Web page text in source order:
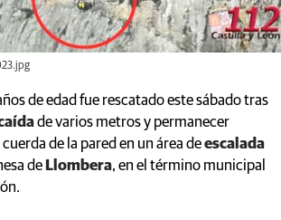
de edad fue rescatado este sábado tras
de varios metros y permanecer
de la pared en un área deescalada
de Llombera, en el término municipal